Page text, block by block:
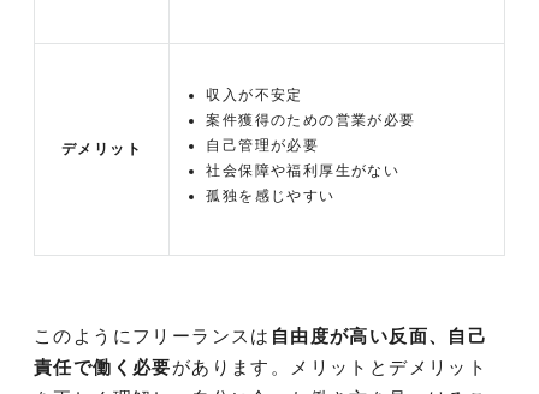
デメリット
収入が不安定
案件獲得のための営業が必要
自己管理が必要
社会保障や福利厚生がない
孤独を感じやすい
このようにフリーランスは 自由度が高い反面、自己
責任で働く必要があります。メリットとデメリット